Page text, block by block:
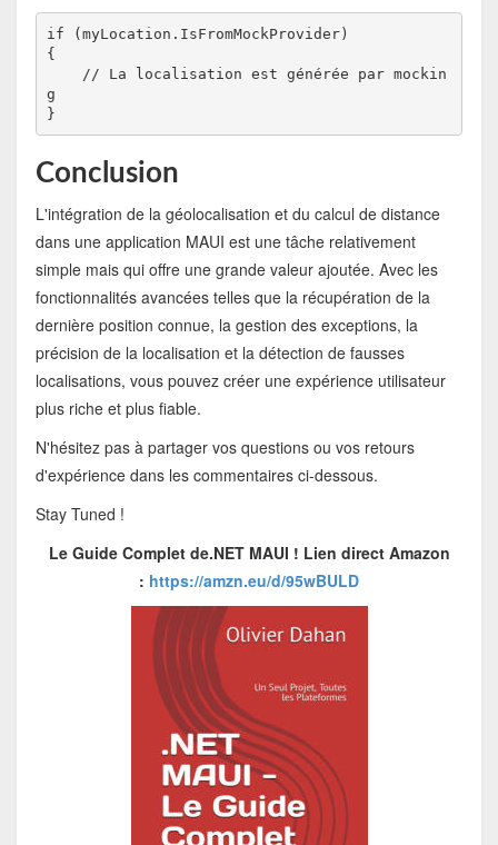
if (myLocation.IsFromMockProvider)
{
// La localisation est générée par mockin
g
}
Conclusion
L'intégration de la géolocalisation et du calcul de distance
dans une application MAUI est une tâche relativement
simple mais qui offre une grande valeur ajoutée. Avec les
fonctionnalités avancées telles que la récupération de la
dernière position connue, la gestion des exceptions, la
précision de la localisation et la détection de fausses
localisations, vous pouvez créer une expérience utilisateur
plus riche et plus fiable.
N'hésitez pas à partager vos questions ou vos retours
d'expérience dans les commentaires ci-dessous.
Stay Tuned !
Le Guide Complet de.NET MAUI ! Lien direct Amazon
: https://amzn.eu/d/95wBULD